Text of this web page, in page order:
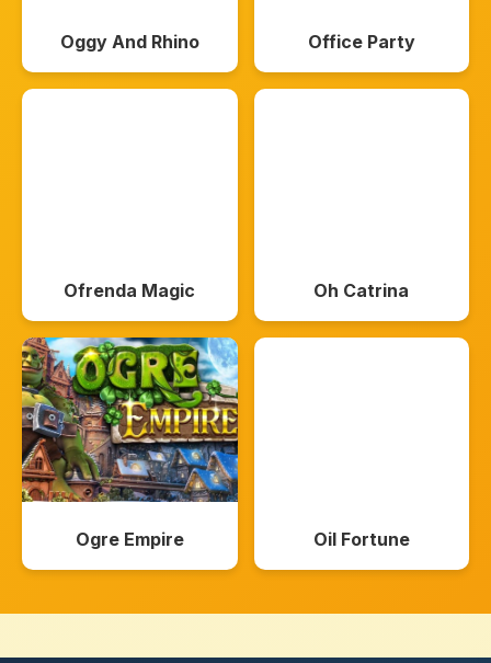
Oggy And Rhino Office Party
Ofrenda Magic Oh Catrina
Ogre Empire Oil Fortune